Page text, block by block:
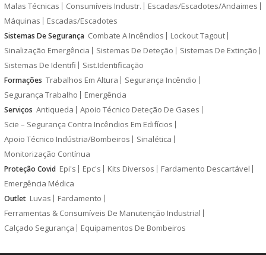
Malas Técnicas
Consumíveis Industr.
Escadas/Escadotes/Andaimes
Máquinas
Escadas/Escadotes
Sistemas De Segurança Combate A Incêndios
Lockout Tagout
Sinalização Emergência
Sistemas De Deteção
Sistemas De Extinção
Sistemas De Identifi
Sist.Identificação
Formações Trabalhos Em Altura
Segurança Incêndio
Segurança Trabalho
Emergência
Serviços Antiqueda
Apoio Técnico Deteção De Gases
Scie – Segurança Contra Incêndios Em Edifícios
Apoio Técnico Indústria/Bombeiros
Sinalética
Monitorização Contínua
Proteção Covid Epi's Epc's Kits Diversos
Fardamento Descartável
Emergência Médica
Outlet Luvas
Fardamento
Ferramentas & Consumíveis De Manutenção Industrial
Calçado Segurança
Equipamentos De Bombeiros